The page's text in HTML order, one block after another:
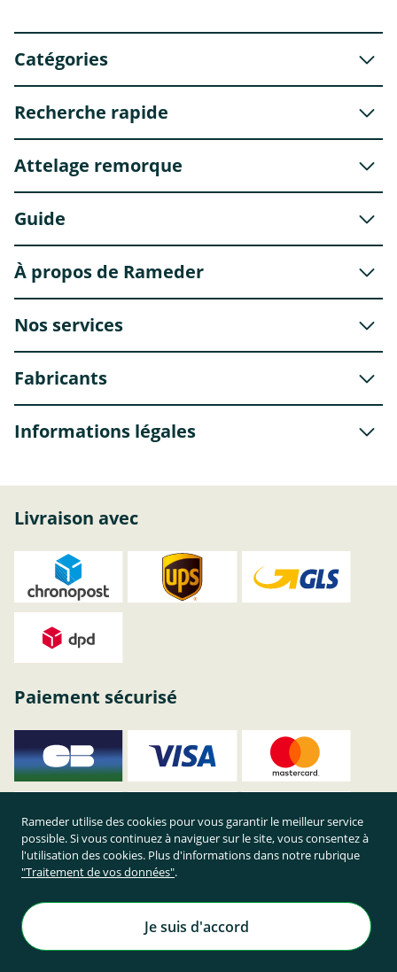
Catégories
Recherche rapide
Attelage remorque
Guide
À propos de Rameder
Nos services
Fabricants
Informations légales
Livraison avec
Paiement sécurisé
Achetez en toute sécurité sur Rameder !
Rameder utilise des cookies pour vous garantir le meilleur service
possible. Si vous continuez à naviguer sur le site, vous consentez à
l'utilisation des cookies. Plus d'informations dans notre rubrique
"Traitement de vos données".
Je suis d'accord